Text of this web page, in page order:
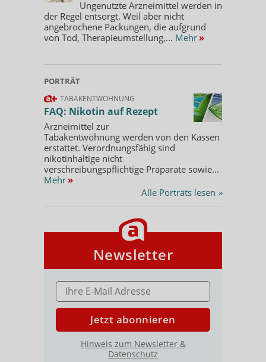
Ungenutzte Arzneimittel werden in
der Regel entsorgt. Weil aber nicht
angebrochene Packungen, die aufgrund
von Tod, Therapieumstellung,... Mehr »
PORTRÄT
TABAKENTWÖHNUNG
FAQ: Nikotin auf Rezept
Arzneimittel zur
Tabakentwöhnung werden von den Kassen
erstattet. Verordnungsfähig sind
nikotinhaltige nicht
verschreibungspflichtige Präparate sowie...
Mehr »
Alle Porträts lesen »
Newsletter
E-MAIL ADRESSE
Jetzt abonnieren
Hinweis zum Newsletter &
Datenschutz